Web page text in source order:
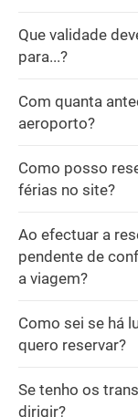
Que validade
para...?
Com quanta
aeroporto?
Como posso
férias no site?
Ao efectuar a
pendente de
a viagem?
Como sei se há
quero reservar?
Se tenho os
dirigir?